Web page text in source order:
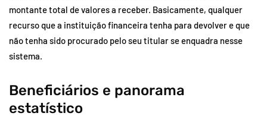
montante total de valores a receber. Basicamente, qualquer
recurso que a instituição financeira tenha para devolver e que
não tenha sido procurado pelo seu titular se enquadra nesse
sistema.
Beneficiários e panorama
estatístico